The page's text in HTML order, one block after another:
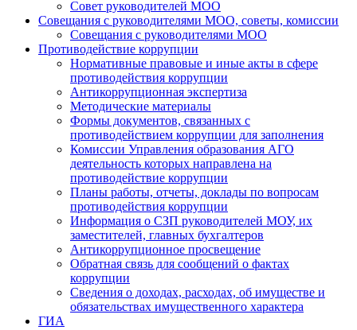
Совет руководителей МОО
Совещания с руководителями МОО, советы, комиссии
Совещания с руководителями МОО
Противодействие коррупции
Нормативные правовые и иные акты в сфере
противодействия коррупции
Антикоррупционная экспертиза
Методические материалы
Формы документов, связанных с
противодействием коррупции для заполнения
Комиссии Управления образования АГО
деятельность которых направлена на
противодействие коррупции
Планы работы, отчеты, доклады по вопросам
противодействия коррупции
Информация о СЗП руководителей МОУ, их
заместителей, главных бухгалтеров
Антикоррупционное просвещение
Обратная связь для сообщений о фактах
коррупции
Сведения о доходах, расходах, об имуществе и
обязательствах имущественного характера
ГИА